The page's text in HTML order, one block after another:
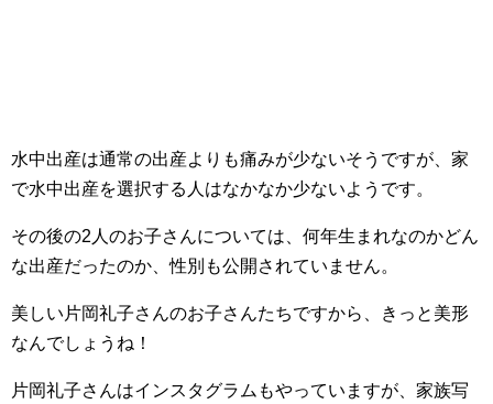
水中出産は通常の出産よりも痛みが少ないそうですが、家
で水中出産を選択する人はなかなか少ないようです。
その後の2人のお子さんについては、何年生まれなのかどん
な出産だったのか、性別も公開されていません。
美しい片岡礼子さんのお子さんたちですから、きっと美形
なんでしょうね！
片岡礼子さんはインスタグラムもやっていますが、 家族写